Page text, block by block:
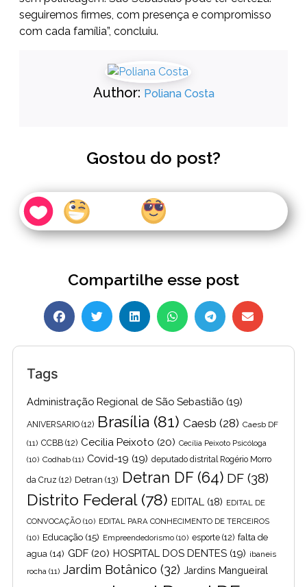
seguiremos firmes, com presença e compromisso
com cada família”, concluiu.
Author: Poliana Costa
Gostou do post?
Compartilhe esse post
Tags
Administração Regional de São Sebastião (19)
ANIVERSARIO (12) Brasília (81) Caesb (28) Caesb DF
(11) CCBB (12) Cecilia Peixoto (20) Cecília Peixoto Psicóloga
(10) Codhab (11) Covid-19 (19) deputado distrital Rogério Morro
da Cruz (12) Detran (13) Detran DF(64) DF (38)
Distrito Federal(78) EDITAL (18) EDITAL DE
CONVOCAÇÃO (10) EDITAL PARA CONHECIMENTO DE TERCEIROS
(10) Educação (15) Empreendedorismo (10) esporte (12) falta de
agua (14) GDF (20) HOSPITAL DOS DENTES (19) ibaneis
rocha (11) Jardim Botânico (32) Jardins Mangueiral